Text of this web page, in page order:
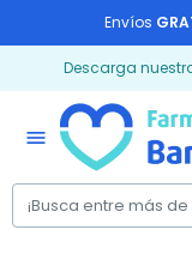
Envíos
Descarga
menu